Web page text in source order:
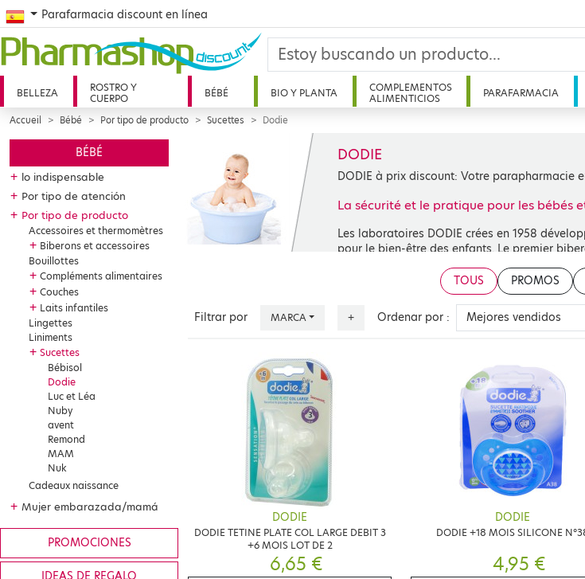
Spanish
Parafarmacia discount en línea
BELLEZA
ROSTRO Y
CUERPO
BÉBÉ BIO Y PLANTA
COMPLEMENTOS
ALIMENTICIOS
PARAFARMACIA
Accueil Bébé Por tipo de producto Sucettes Dodie
BÉBÉ
+ lo indispensable
+ Por tipo de atención
+ Por tipo de producto
Accessoires et thermomètres
+ Biberons et accessoires
Bouillottes
+ Compléments alimentaires
+ Couches
+ Laits infantiles
Lingettes
Liniments
+ Sucettes
Bébisol
Dodie
Luc et Léa
Nuby
avent
Remond
MAM
Nuk
Cadeaux naissance
+ Mujer embarazada/mamá
PROMOCIONES
DODIE
DODIE à prix discount: Votre parapharmacie
La sécurité et le pratique pour les bébés
Les laboratoires DODIE crées en 1958
pour le bien-être des enfants. Le premier
dans des produits performants de petite
étant attentif aux besoins des mamans et de
l’évolution des bébés. DODIE c’est une
sucettes, anneaux de dentition et tasses
TOUS PROMOS
Filtrar por MARCA + Ordenar por :
DODIE
DODIE TETINE PLATE COL LARGE DEBIT 3
+6 MOIS LOT DE 2
6,65 €
DODIE
DODIE +18 MOIS SILICONE
4,95 €